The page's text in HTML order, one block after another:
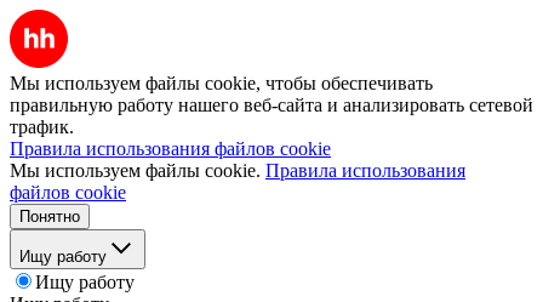
Мы используем файлы cookie, чтобы обеспечивать
правильную работу нашего веб-сайта и анализировать сетевой
трафик.
Правила использования файлов cookie
Мы используем файлы cookie. Правила использования
файлов cookie
Понятно
Ищу работу
Ищу работу